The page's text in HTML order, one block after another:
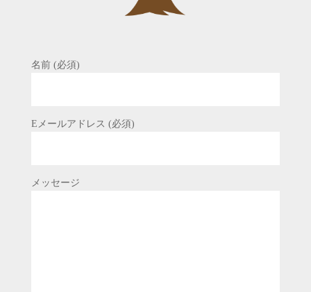
名前 (必須)
Eメールアドレス (必須)
メッセージ